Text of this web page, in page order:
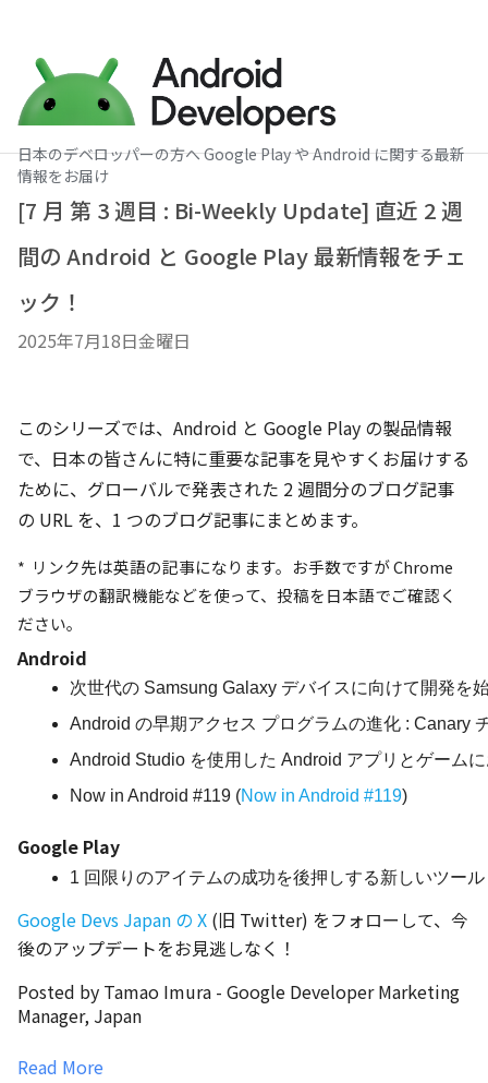
日本のデベロッパーの方へ Google Play や Android に関する最新
情報をお届け
[7 月 第 3 週目 : Bi-Weekly Update] 直近 2 週
間の Android と Google Play 最新情報をチェ
ック！
2025年7月18日金曜日
このシリーズでは、Android と Google Play の製品情報
で、日本の皆さんに特に重要な記事を見やすくお届けする
ために、グローバルで発表された 2 週間分のブログ記事
の URL を、1 つのブログ記事にまとめます。
* リンク先は英語の記事になります。お手数ですが Chrome
ブラウザの翻訳機能などを使って、投稿を日本語でご確認く
ださい。
Android
次世代の Samsung Galaxy デバイスに向けて開発を
Android の早期アクセス プログラムの進化 : Canary
Android Studio を使用した Android アプリとゲーム
Now in Android #119 (Now in Android #119)
Google Play
1 回限りのアイテムの成功を後押しする新しいツール
Google Devs Japan の X (旧 Twitter) をフォローして、今
後のアップデートをお見逃しなく！
Posted by Tamao Imura - Google Developer Marketing
Manager, Japan
Read More